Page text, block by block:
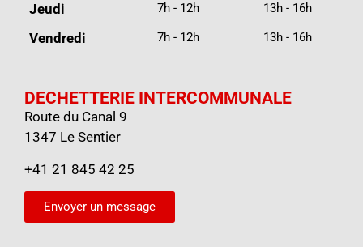
Jeudi 7h - 12h 13h - 16h
Vendredi 7h - 12h 13h - 16h
DECHETTERIE INTERCOMMUNALE
Route du Canal 9
1347 Le Sentier
+41 21 845 42 25
Envoyer un message